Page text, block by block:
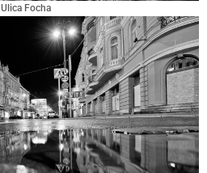
Ulica Focha